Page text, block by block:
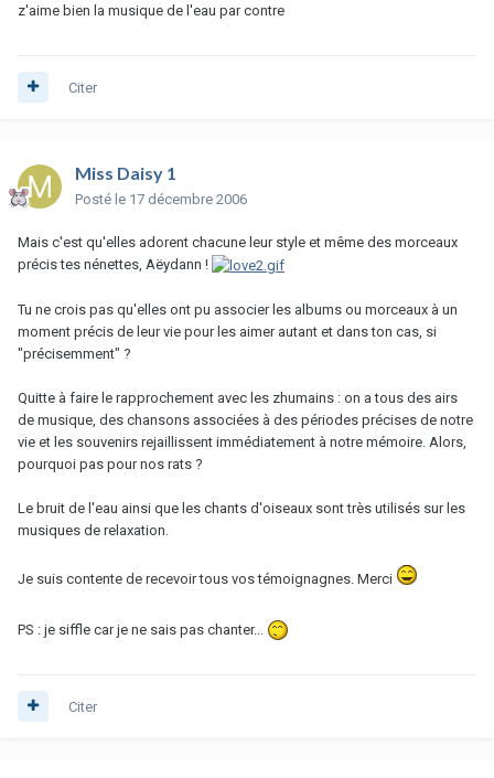
z'aime bien la musique de l'eau par contre
Citer
Miss Daisy 1
Posté le 17 décembre 2006
Mais c'est qu'elles adorent chacune leur style et même des morceaux
précis tes nénettes, Aëydann !
Tu ne crois pas qu'elles ont pu associer les albums ou morceaux à un
moment précis de leur vie pour les aimer autant et dans ton cas, si
"précisemment" ?
Quitte à faire le rapprochement avec les zhumains : on a tous des airs
de musique, des chansons associées à des périodes précises de notre
vie et les souvenirs rejaillissent immédiatement à notre mémoire. Alors,
pourquoi pas pour nos rats ?
Le bruit de l'eau ainsi que les chants d'oiseaux sont très utilisés sur les
musiques de relaxation.
Je suis contente de recevoir tous vos témoignagnes. Merci
PS : je siffle car je ne sais pas chanter...
Citer